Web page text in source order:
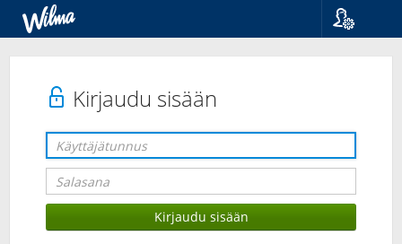
Kirjaudu sisään